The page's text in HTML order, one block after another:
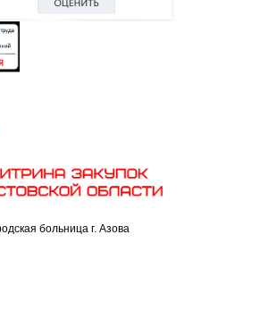
больница г. Азова